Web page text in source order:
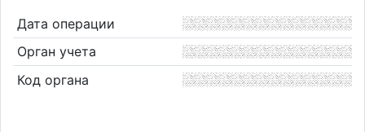
Дата операции
Орган учета
Код органа